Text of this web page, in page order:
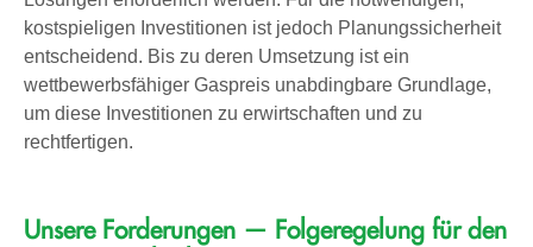
kostspieligen Investitionen ist jedoch Planungssicherheit
entscheidend. Bis zu deren Umsetzung ist ein
wettbewerbsfähiger Gaspreis unabdingbare Grundlage,
um diese Investitionen zu erwirtschaften und zu
rechtfertigen.
Unsere Forderungen — Folgeregelung für den